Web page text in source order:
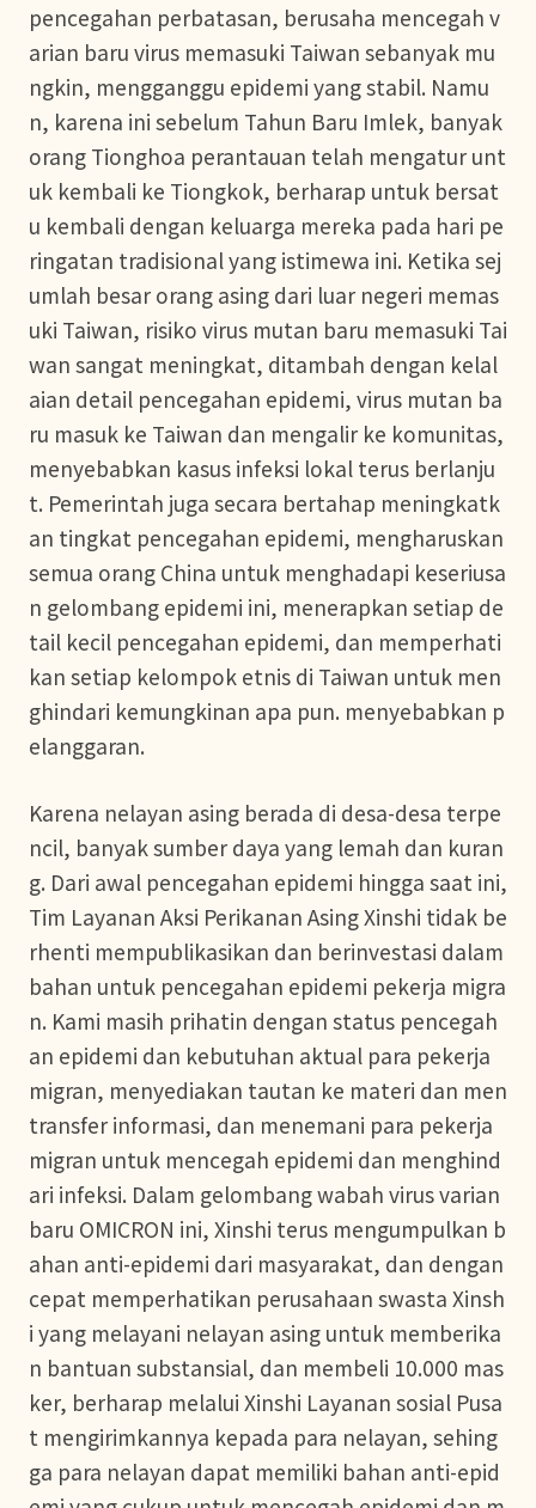
pencegahan perbatasan, berusaha mencegah v
arian baru virus memasuki Taiwan sebanyak mu
ngkin, mengganggu epidemi yang stabil. Namu
n, karena ini sebelum Tahun Baru Imlek, banyak
orang Tionghoa perantauan telah mengatur unt
uk kembali ke Tiongkok, berharap untuk bersat
u kembali dengan keluarga mereka pada hari pe
ringatan tradisional yang istimewa ini. Ketika sej
umlah besar orang asing dari luar negeri memas
uki Taiwan, risiko virus mutan baru memasuki Tai
wan sangat meningkat, ditambah dengan kelal
aian detail pencegahan epidemi, virus mutan ba
ru masuk ke Taiwan dan mengalir ke komunitas,
menyebabkan kasus infeksi lokal terus berlanju
t. Pemerintah juga secara bertahap meningkatk
an tingkat pencegahan epidemi, mengharuskan
semua orang China untuk menghadapi keseriusa
n gelombang epidemi ini, menerapkan setiap de
tail kecil pencegahan epidemi, dan memperhati
kan setiap kelompok etnis di Taiwan untuk men
ghindari kemungkinan apa pun. menyebabkan p
elanggaran.
Karena nelayan asing berada di desa-desa terpe
ncil, banyak sumber daya yang lemah dan kuran
g. Dari awal pencegahan epidemi hingga saat ini,
Tim Layanan Aksi Perikanan Asing Xinshi tidak be
rhenti mempublikasikan dan berinvestasi dalam
bahan untuk pencegahan epidemi pekerja migra
n. Kami masih prihatin dengan status pencegah
an epidemi dan kebutuhan aktual para pekerja
migran, menyediakan tautan ke materi dan men
transfer informasi, dan menemani para pekerja
migran untuk mencegah epidemi dan menghind
ari infeksi. Dalam gelombang wabah virus varian
baru OMICRON ini, Xinshi terus mengumpulkan b
ahan anti-epidemi dari masyarakat, dan dengan
cepat memperhatikan perusahaan swasta Xinsh
i yang melayani nelayan asing untuk memberika
n bantuan substansial, dan membeli 10.000 mas
ker, berharap melalui Xinshi Layanan sosial Pusa
t mengirimkannya kepada para nelayan, sehing
ga para nelayan dapat memiliki bahan anti-epid